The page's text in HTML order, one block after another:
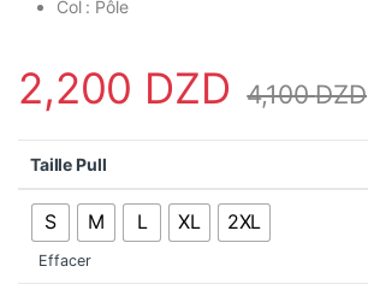
Col : Pôle
2,200 DZD 4,100DZD
Taille Pull
S M L XL 2XL
Effacer